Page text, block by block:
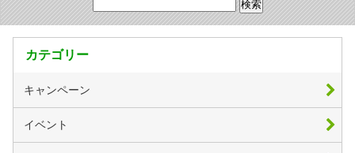
カテゴリー
キャンペーン
イベント